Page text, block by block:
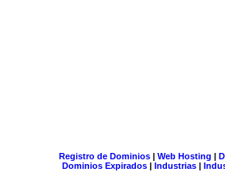
Registro de Dominios| Web Hosting |
Dominios Expirados | Industrias |